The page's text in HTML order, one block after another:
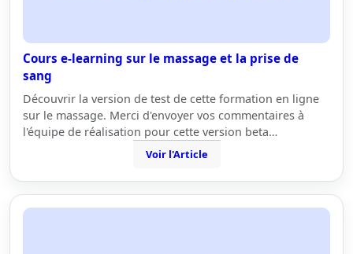
Cours e-learning sur le massage et la prise de
sang
Découvrir la version de test de cette formation en ligne
sur le massage. Merci d'envoyer vos commentaires à
l'équipe de réalisation pour cette version beta…
Voir l'Article